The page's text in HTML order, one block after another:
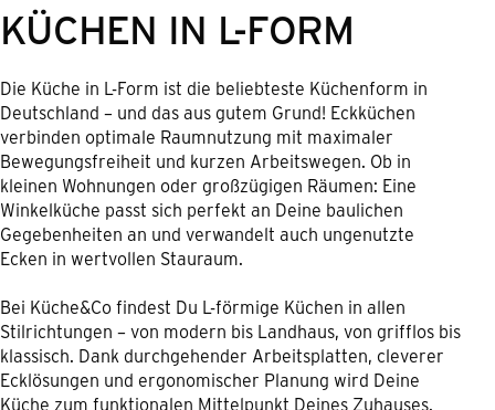
KÜCHEN IN L-FORM
Die Küche in L-Form ist die beliebteste Küchenform in
Deutschland – und das aus gutem Grund! Eckküchen
verbinden optimale Raumnutzung mit maximaler
Bewegungsfreiheit und kurzen Arbeitswegen. Ob in
kleinen Wohnungen oder großzügigen Räumen: Eine
Winkelküche passt sich perfekt an Deine baulichen
Gegebenheiten an und verwandelt auch ungenutzte
Ecken in wertvollen Stauraum.
Bei Küche&Co findest Du L-förmige Küchen in allen
Stilrichtungen – von modern bis Landhaus, von grifflos bis
klassisch. Dank durchgehender Arbeitsplatten, cleverer
Ecklösungen und ergonomischer Planung wird Deine
Küche zum funktionalen Mittelpunkt Deines Zuhauses.